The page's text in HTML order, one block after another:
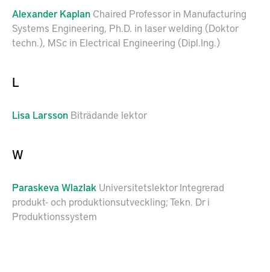
Alexander Kaplan Chaired Professor in Manufacturing
Systems Engineering, Ph.D. in laser welding (Doktor
techn.), MSc in Electrical Engineering (Dipl.Ing.)
L
Lisa Larsson Biträdande lektor
W
ParaskevaWlazlak Universitetslektor Integrerad
produkt- och produktionsutveckling; Tekn. Dr i
Produktionssystem